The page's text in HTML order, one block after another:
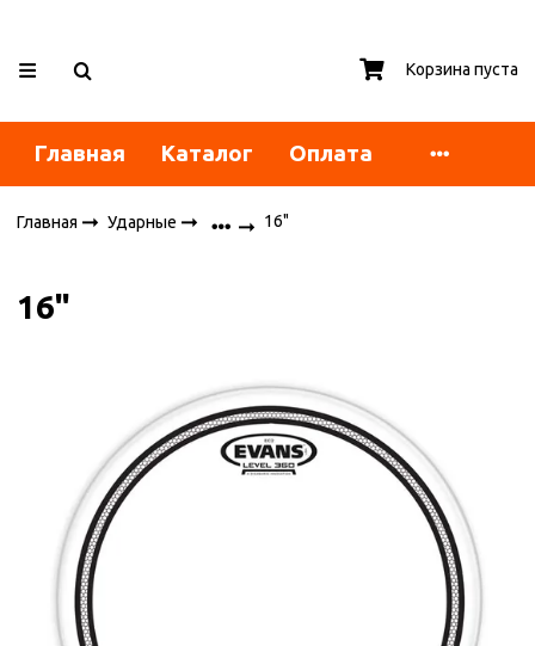
Корзина пуста
Главная Каталог Оплата
Главная Ударные 16"
16"